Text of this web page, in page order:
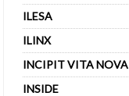
ILESA
ILINX
INCIPIT VITA NOVA
INSIDE